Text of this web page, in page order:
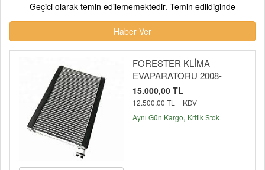
Geçici olarak temin edilememektedir. Temin edildiginde
Haber Ver
FORESTER KLİMA
EVAPARATORU 2008-
15.000,00 TL
12.500,00 TL + KDV
Aynı Gün Kargo Kritik Stok